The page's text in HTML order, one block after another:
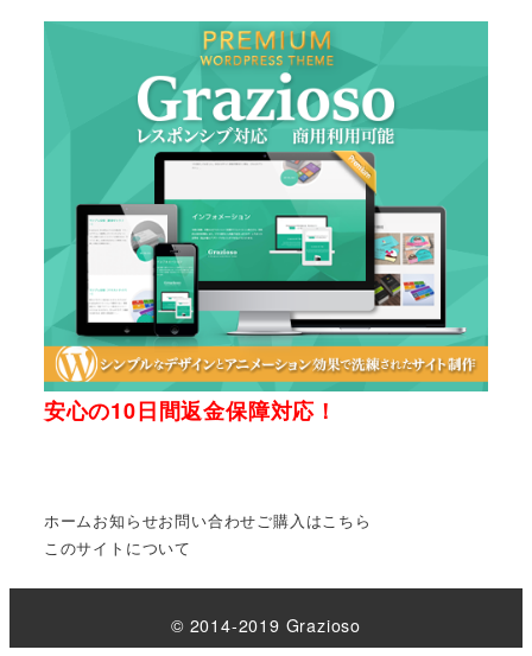
安心の10日間返金保障対応！
ホームお知らせお問い合わせご購入はこちら
このサイトについて
© 2014-2019 Grazioso